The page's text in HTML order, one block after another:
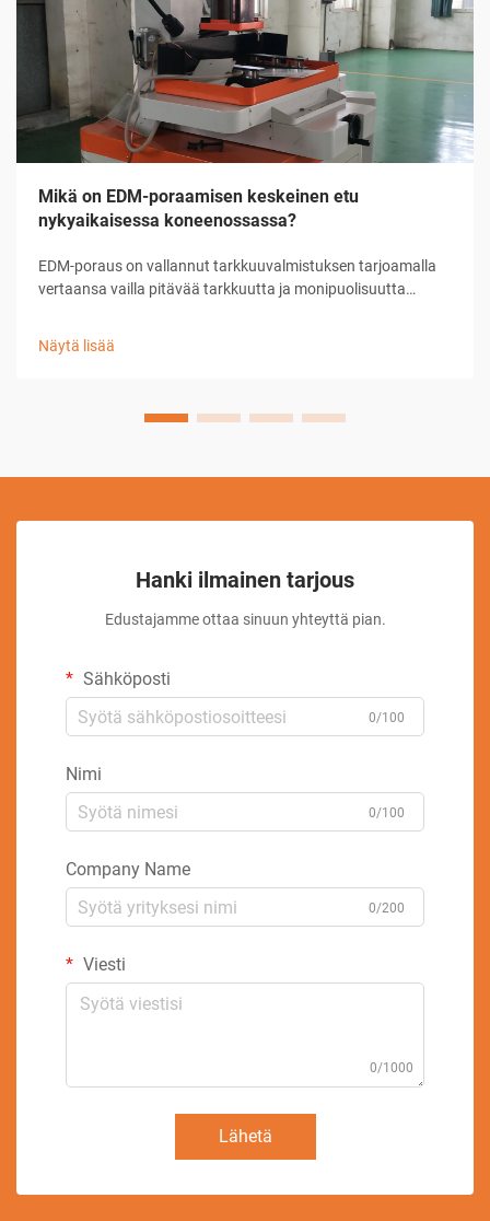
Mikä on EDM-poraamisen keskeinen etu
nykyaikaisessa koneenossassa?
EDM-poraus on vallannut tarkkuuvalmistuksen tarjoamalla
vertaansa vailla pitävää tarkkuutta ja monipuolisuutta
koneenpuristustekniikassa käytetään sähköistä
Näytä lisää
Hanki ilmainen tarjous
Edustajamme ottaa sinuun yhteyttä pian.
Sähköposti
0/100
Nimi
0/100
Company Name
0/200
Viesti
0/1000
Lähetä